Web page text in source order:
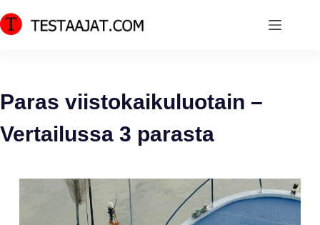
Skip
to
Paras viistokaikuluotain –
Vertailussa 3 parasta